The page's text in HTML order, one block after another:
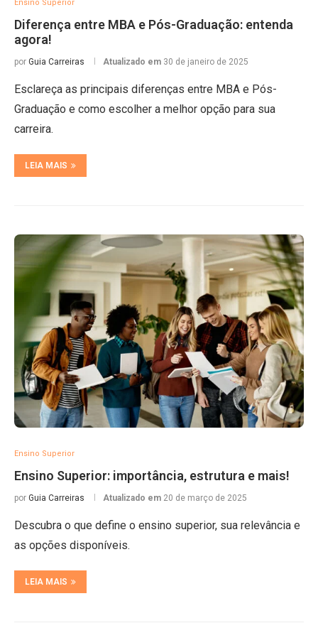
Ensino Superior
Diferença entre MBA e Pós-Graduação: entenda
agora!
por Guia Carreiras Atualizado em 30 de janeiro de 2025
Esclareça as principais diferenças entre MBA e Pós-
Graduação e como escolher a melhor opção para sua
carreira.
LEIA MAIS
Ensino Superior
Ensino Superior: importância, estrutura e mais!
por Guia Carreiras Atualizado em 20 de março de 2025
Descubra o que define o ensino superior, sua relevância e
as opções disponíveis.
LEIA MAIS